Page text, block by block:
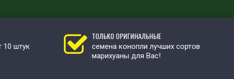
10 штук
ТОЛЬКО ОРИГИНАЛЬНЫЕ
семена конопли лучших сортов
марихуаны для Вас!